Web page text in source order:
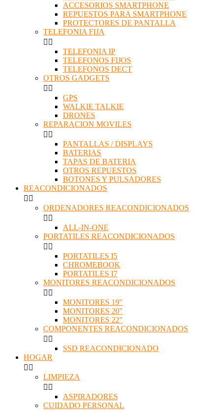
ACCESORIOS SMARTPHONE
REPUESTOS PARA SMARTPHONE
PROTECTORES DE PANTALLA
TELEFONIA FIJA
 
TELEFONIA IP
TELEFONOS FIJOS
TELEFONOS DECT
OTROS GADGETS
 
GPS
WALKIE TALKIE
DRONES
REPARACION MOVILES
 
PANTALLAS / DISPLAYS
BATERIAS
TAPAS DE BATERIA
OTROS REPUESTOS
BOTONES Y PULSADORES
REACONDICIONADOS
 
ORDENADORES REACONDICIONADOS
 
ALL-IN-ONE
PORTATILES REACONDICIONADOS
 
PORTATILES I5
CHROMEBOOK
PORTATILES I7
MONITORES REACONDICIONADOS
 
MONITORES 19"
MONITORES 20"
MONITORES 22"
COMPONENTES REACONDICIONADOS
 
SSD REACONDICIONADO
HOGAR
 
LIMPIEZA
 
ASPIRADORES
CUIDADO PERSONAL